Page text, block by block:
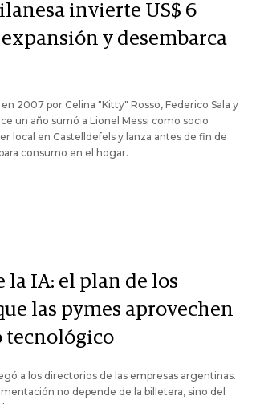
invierte US$ 6
y desembarca
2007 por Celina "Kitty" Rosso, Federico Sala y
un año sumó a Lionel Messi como socio
local en Castelldefels y lanza antes de fin de
consumo en el hogar.
la IA: el plan de los
las pymes aprovechen
tecnológico
a los directorios de las empresas argentinas.
no depende de la billetera, sino del